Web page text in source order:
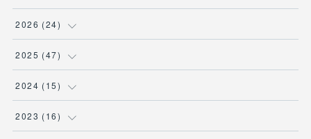
2026 (24)
(3)
(2)
(3)
2025 (47)
(7)
(5)
2024 (15)
(2)
2023 (16)